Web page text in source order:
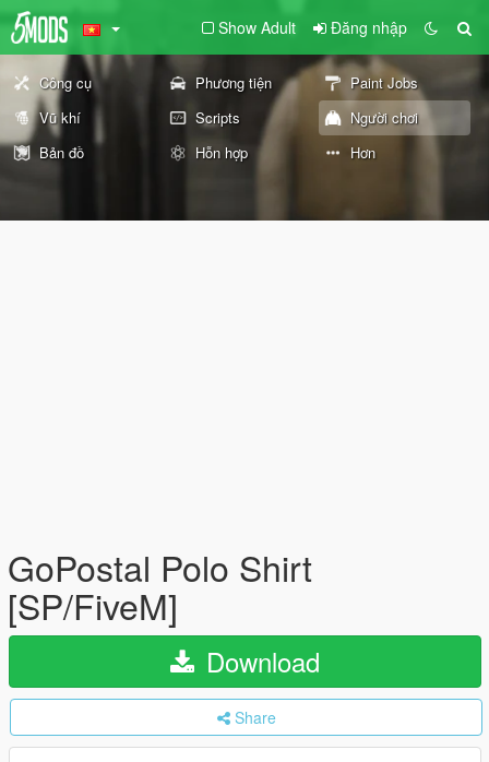
Show Adult Đăng nhập
Công cụ Phương tiện
Paint Jobs
Vũ khí
Scripts
Người chơi
Bản đồ
Hỗn hợp Hơn
GoPostal Polo Shirt
[SP/FiveM]
Download
Share